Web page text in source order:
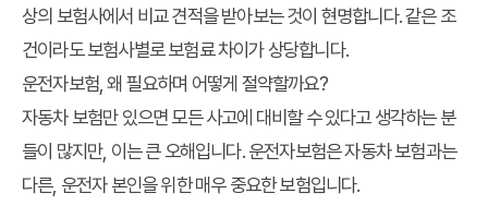
상의 보험사에서 비교 견적을 받아보는 것이 현명합니다. 같은 조
건이라도 보험사별로 보험료 차이가 상당합니다.
운전자보험, 왜 필요하며 어떻게 절약할까요?
자동차 보험만 있으면 모든 사고에 대비할 수 있다고 생각하는 분
들이 많지만, 이는 큰 오해입니다. 운전자보험은 자동차 보험과는
다른, 운전자 본인을 위한 매우 중요한 보험입니다.